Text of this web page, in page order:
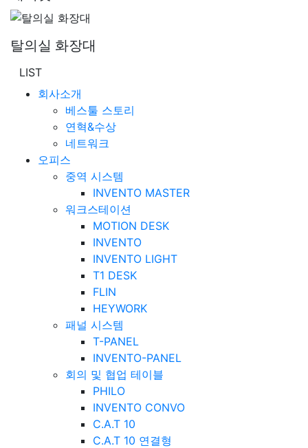
탈의실 화장대
LIST
회사소개
베스툴 스토리
연혁&수상
네트워크
오피스
중역 시스템
INVENTO MASTER
워크스테이션
MOTION DESK
INVENTO
INVENTO LIGHT
T1 DESK
FLIN
HEYWORK
패널 시스템
T-PANEL
INVENTO-PANEL
회의 및 협업 테이블
PHILO
INVENTO CONVO
C.A.T 10
C.A.T 10 연결형